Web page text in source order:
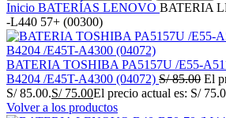
Inicio BATERÍAS LENOVO BATERIA
-L440 57+ (00300)
BATERIA TOSHIBA PA5157U /E55-
B4204 /E45T-A4300 (04072) S/85.00 El
S/ 85.00.S/75.00El precio actual es: S/
Volver a los productos